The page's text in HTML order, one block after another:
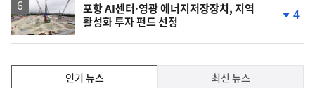
포항 AI센터·영광 에너지저장장치, 지역
활성화 투자 펀드 선정
하
락
4
인기 뉴스 최신 뉴스